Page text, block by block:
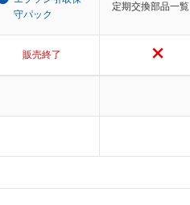
守パック
定期交換部品一覧
販売終了